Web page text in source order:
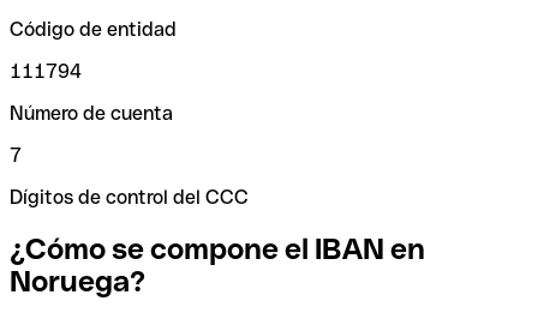
Código de entidad
111794
Número de cuenta
7
Dígitos de control del CCC
¿Cómo se compone el IBAN en
Noruega?